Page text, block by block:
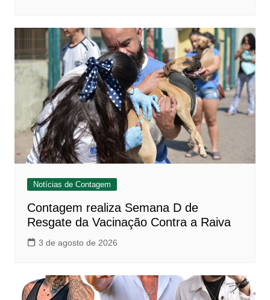
Notícias de Contagem
Contagem realiza Semana D de
Resgate da Vacinação Contra a Raiva
3 de agosto de 2026